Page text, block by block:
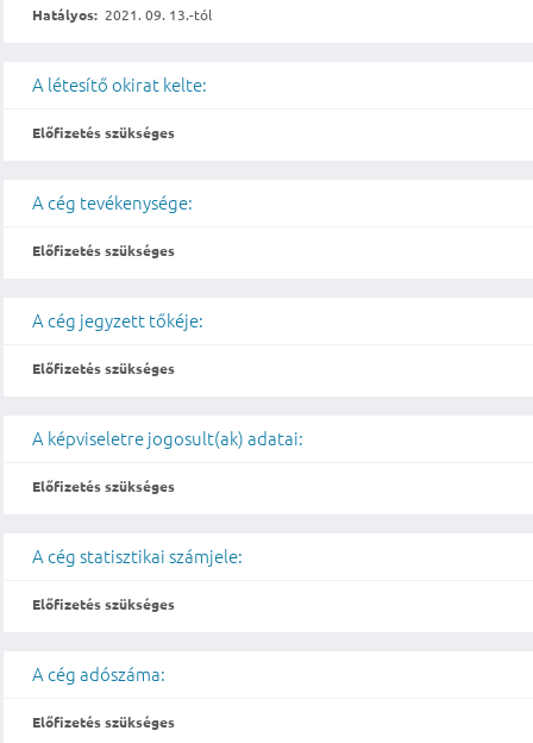
Hatályos: 2021. 09. 13.-tól
A létesítő okirat kelte:
Előfizetés szükséges
A cég tevékenysége:
Előfizetés szükséges
A cég jegyzett tőkéje:
Előfizetés szükséges
A képviseletre jogosult(ak) adatai:
Előfizetés szükséges
A cég statisztikai számjele:
Előfizetés szükséges
A cég adószáma:
Előfizetés szükséges